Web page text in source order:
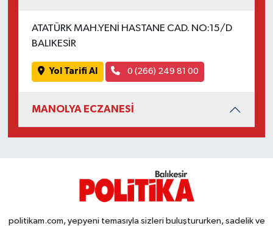
ATATÜRK MAH.YENİ HASTANE CAD. NO:15/D
BALIKESİR
Yol Tarifi Al 0 (266) 249 81 00
MANOLYA ECZANESİ
politikam.com, yepyeni temasıyla sizleri buluştururken, sadelik ve
SEYAHAT
Sındırgı